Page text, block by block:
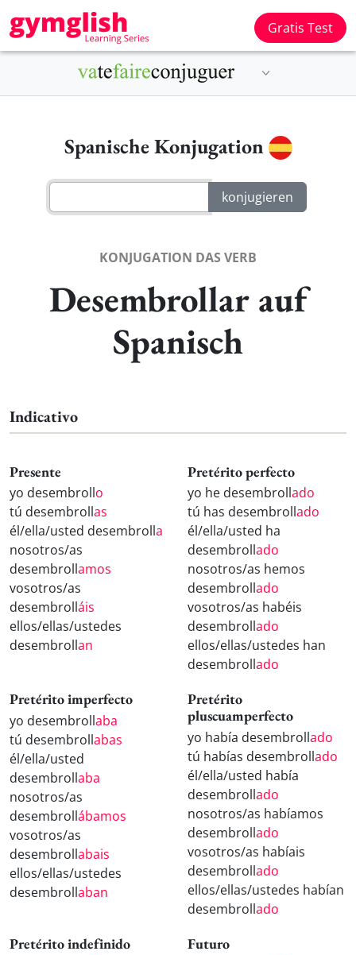
Gratis Test
Spanische Konjugation
KONJUGATION DAS VERB
Desembrollar auf
Spanisch
Indicativo
Presente
yo desembrollo
tú desembrollas
él/ella/usted desembrolla
nosotros/as
desembrollamos
vosotros/as
desembrolláis
ellos/ellas/ustedes
desembrollan
Pretérito perfecto
yo he desembrollado
tú has desembrollado
él/ella/usted ha
desembrollado
nosotros/as hemos
desembrollado
vosotros/as habéis
desembrollado
ellos/ellas/ustedes han
desembrollado
Pretérito imperfecto
yo desembrollaba
tú desembrollabas
él/ella/usted
desembrollaba
nosotros/as
desembrollábamos
vosotros/as
desembrollabais
ellos/ellas/ustedes
desembrollaban
Pretérito
pluscuamperfecto
yo había desembrollado
tú habías desembrollado
él/ella/usted había
desembrollado
nosotros/as habíamos
desembrollado
vosotros/as habíais
desembrollado
ellos/ellas/ustedes habían
desembrollado
Pretérito indefinido Futuro